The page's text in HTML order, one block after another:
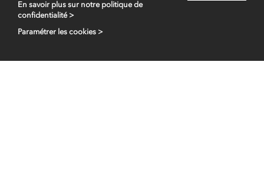
Paramétrer les cookies >
En savoir plus sur notre politique de
confidentialité >